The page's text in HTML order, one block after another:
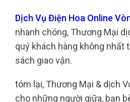
Dịch Vụ Điện Hoa Online
nhanh chóng, Thương Mại
quý khách hàng không nhất
sách giao vận.
tóm lại, Thương Mại & dịch
cho những người giữa, bạn